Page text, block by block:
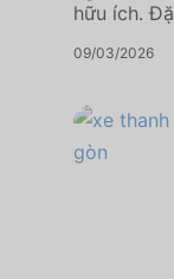
hữu ích.
09/03/2026